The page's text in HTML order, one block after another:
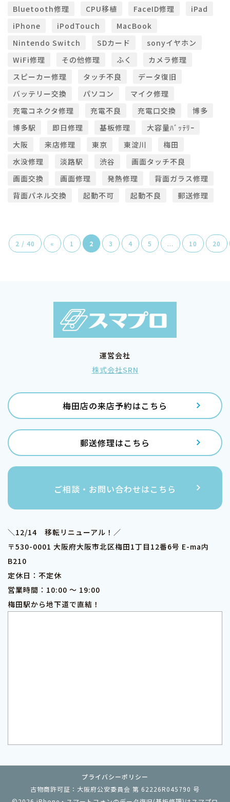
Bluetooth修理
CPU移植 FaceID修理
iPad
iPhone
iPodTouch
MacBook
Nintendo Switch
SDカード
sonyイヤホン
WiFi修理
その他修理 ふく
カメラ修理
スピーカー修理
タッチ不良
データ復旧
バッテリー交換
パソコン
マイク修理
充電コネクタ修理
充電不良 充電口交換
博多
博多駅
即日修理 基板修理
大容量ﾊﾞｯﾃﾘｰ
大阪
来店修理 東京 東淀川
梅田
水没修理
淡路駅 渋谷
画面タッチ不良
画面交換
画面修理 発熱修理
背面ガラス修理
背面パネル交換
起動不可 起動不良 郵送修理
2 / 40 « 1 2 3 4 5 ... 10 20
運営会社
株式会社SRN
梅田店の来店予約はこちら
郵送修理はこちら
ご相談・お問い合わせはこちら
＼12/14 移転リニューアル！／
〒530-0001 大阪府大阪市北区梅田1丁目12番6号 E-ma内
B210
定休日：不定休
営業時間：10:00 ～ 19:00
梅田駅から地下道で直結！
プライバシーポリシー
古物商許可証：大阪府公安委員会 第 62226R045790 号